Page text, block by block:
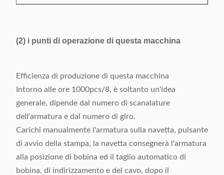
(2) i punti di operazione di questa macchina
Efficienza di produzione di questa macchina
Intorno alle ore 1000pcs/8, è soltanto un'idea
generale, dipende dal numero di scanalature
dell'armatura e dal numero di giro.
Carichi manualmente l'armatura sulla navetta, pulsante
di avvio della stampa, la navetta consegnerà l'armatura
alla posizione di bobina ed il taglio automatico di
bobina, di indirizzamento e del cavo, dopo il